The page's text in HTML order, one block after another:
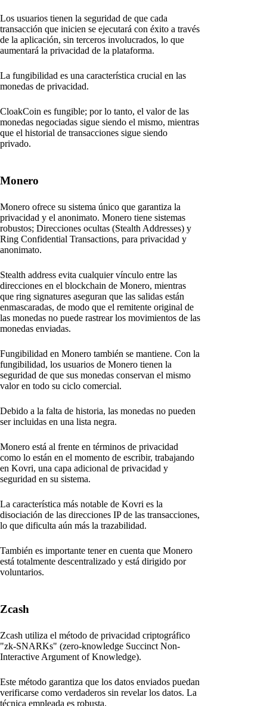
Los usuarios tienen la seguridad de que cada
transacción que inicien se ejecutará con éxito a través
de la aplicación, sin terceros involucrados, lo que
aumentará la privacidad de la plataforma.
La fungibilidad es una característica crucial en las
monedas de privacidad.
CloakCoin es fungible; por lo tanto, el valor de las
monedas negociadas sigue siendo el mismo, mientras
que el historial de transacciones sigue siendo
privado.
Monero
Monero ofrece su sistema único que garantiza la
privacidad y el anonimato. Monero tiene sistemas
robustos; Direcciones ocultas (Stealth Addresses) y
Ring Confidential Transactions, para privacidad y
anonimato.
Stealth address evita cualquier vínculo entre las
direcciones en el blockchain de Monero, mientras
que ring signatures aseguran que las salidas están
enmascaradas, de modo que el remitente original de
las monedas no puede rastrear los movimientos de las
monedas enviadas.
Fungibilidad en Monero también se mantiene. Con la
fungibilidad, los usuarios de Monero tienen la
seguridad de que sus monedas conservan el mismo
valor en todo su ciclo comercial.
Debido a la falta de historia, las monedas no pueden
ser incluidas en una lista negra.
Monero está al frente en términos de privacidad
como lo están en el momento de escribir, trabajando
en Kovri, una capa adicional de privacidad y
seguridad en su sistema.
La característica más notable de Kovri es la
disociación de las direcciones IP de las transacciones,
lo que dificulta aún más la trazabilidad.
También es importante tener en cuenta que Monero
está totalmente descentralizado y está dirigido por
voluntarios.
Zcash
Zcash utiliza el método de privacidad criptográfico
"zk-SNARKs" (zero-knowledge Succinct Non-
Interactive Argument of Knowledge).
Este método garantiza que los datos enviados puedan
verificarse como verdaderos sin revelar los datos. La
técnica empleada es robusta.